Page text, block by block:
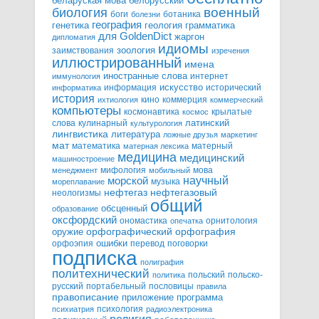
биология боги болезни ботаника военный
генетика география геология грамматика
дипломатия для GoldenDict жаргон
заимствования зоология идиомы изречения
иллюстрированный имена
иммунология иностранные слова интернет
информатика информация искусство исторический
история ихтиология кино коммерция коммерческий
компьютеры космонавтика космос крылатые
слова кулинарный культурология латинский
лингвистика литература ложные друзья маркетинг
мат математика матерная лексика матерный
машиностроение медицина медицинский
менеджмент мифология мобильный мова
мореплавание морской музыка научный
неологизмы нефтегаз нефтегазовый
образование обсценный общий
оксфордский ономастика опечатка орнитология
оружие орфографический орфография
орфоэпия ошибки перевод поговорки
подписка полиграфия
политехнический политика польский польско-
русский портабельный пословицы правила
правописание приложение программа
психиатрия психология радиоэлектроника